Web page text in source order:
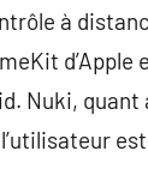
à
d’Apple
Nuki, quant